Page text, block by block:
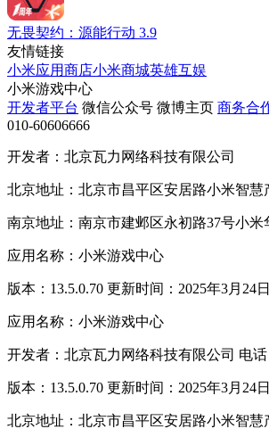
无畏契约：源能行动 3.9
友情链接
小米应用商店小米商城英雄互娱
小米游戏中心
开发者平台 微信公众号 微博主页 商务合
010-60606666
开发者：北京瓦力网络科技有限公司
北京地址：北京市昌平区安居路小米智慧
南京地址：南京市建邺区永初路37号小米
应用名称：小米游戏中心
版本：13.5.0.70 更新时间：2025年3月24日
应用名称：小米游戏中心
开发者：北京瓦力网络科技有限公司 电话
版本：13.5.0.70 更新时间：2025年3月24日
北京地址：北京市昌平区安居路小米智慧